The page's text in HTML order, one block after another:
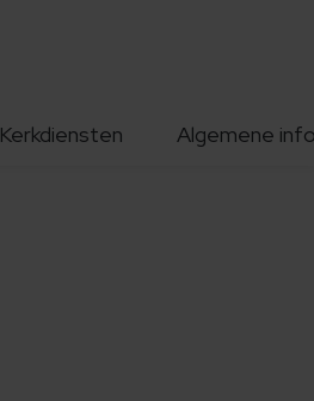
Kerkdiensten Algemene